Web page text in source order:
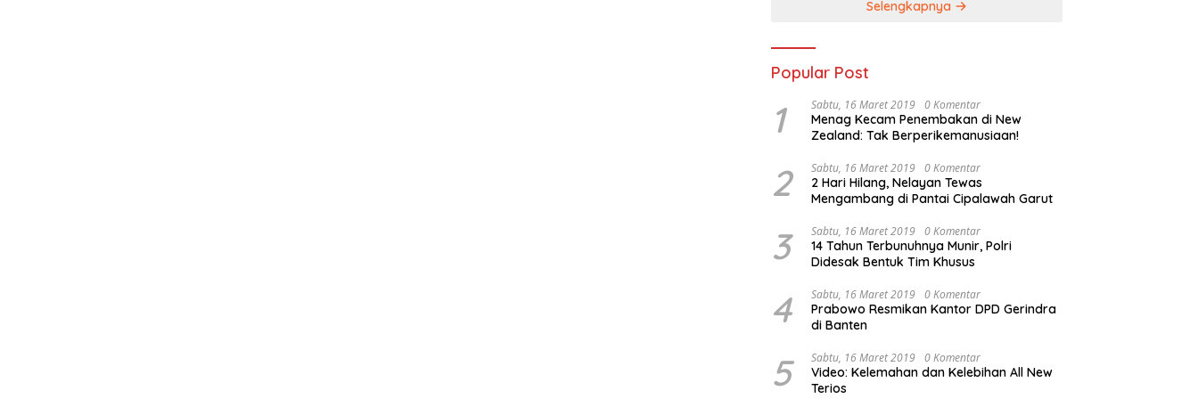
Selengkapnya
Popular Post
1 Sabtu, 16 Maret 2019 0 Komentar
Menag Kecam Penembakan di New
Zealand: Tak Berperikemanusiaan!
2 Sabtu, 16 Maret 2019 0 Komentar
2 Hari Hilang, Nelayan Tewas
Mengambang di Pantai Cipalawah Garut
3 Sabtu, 16 Maret 2019 0 Komentar
14 Tahun Terbunuhnya Munir, Polri
Didesak Bentuk Tim Khusus
4 Sabtu, 16 Maret 2019 0 Komentar
Prabowo Resmikan Kantor DPD Gerindra
di Banten
5 Sabtu, 16 Maret 2019 0 Komentar
Video: Kelemahan dan Kelebihan All New
Terios